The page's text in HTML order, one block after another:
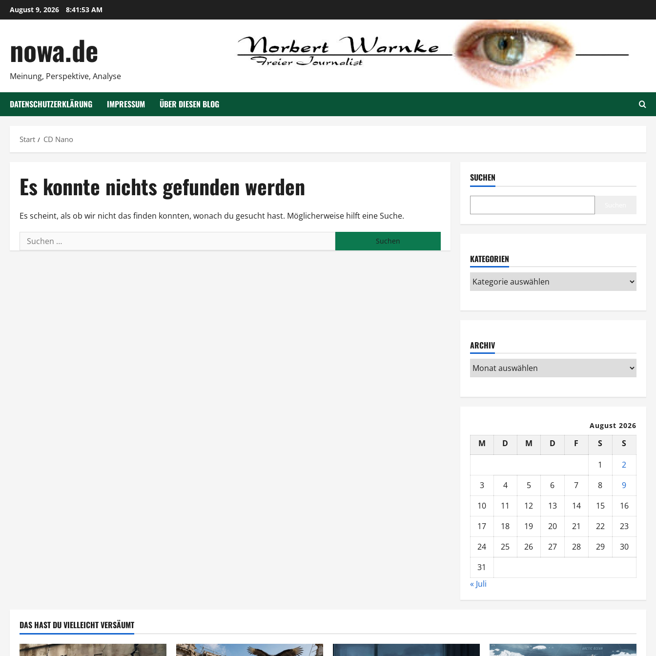
Zum
Inhalt
August 9, 2026 8:41:54 AM
nowa.de
Meinung, Perspektive, Analyse
DATENSCHUTZERKLÄRUNG IMPRESSUM ÜBER DIESEN BLOG
Start CD Nano
Es konnte nichts gefunden werden
Es scheint, als ob wir nicht das finden konnten, wonach du gesucht hast. Möglicherweise hilft eine Suche.
Suchen
nach:
SUCHEN
KATEGORIEN
ARCHIV
August 2026
M D M D F S
S
1
2
3
4 5 6 7 8
9
10
11 12 13 14 15
16
17
18 19 20 21 22
23
24
25 26 27 28 29
30
31
« Juli
DAS HAST DU VIELLEICHT VERSÄUMT